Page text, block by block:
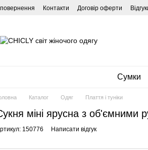
Контакти Договір оферти
Сумки
Каталог Одяг Плаття і туніки
міні ярусна з об'ємними
150776 Написати відгук